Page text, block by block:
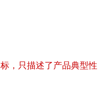
，只描述了产品典型性